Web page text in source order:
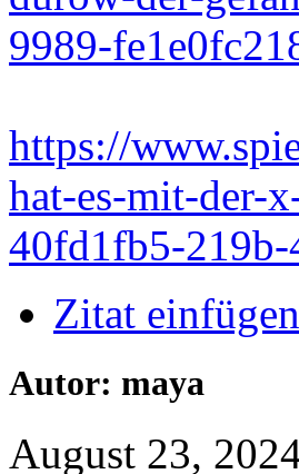
9989-
https://
hat-es-mit-der-
40fd1fb5-
Zitat einfügen
Autor: maya
August 23,